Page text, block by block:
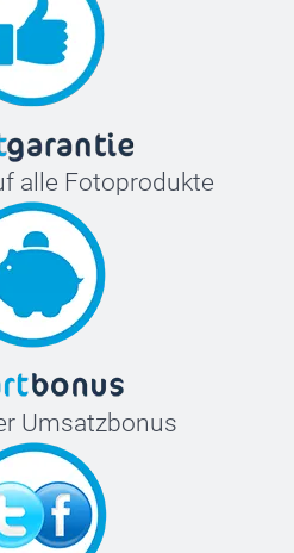
alle Fotoprodukte
Umsatzbonus